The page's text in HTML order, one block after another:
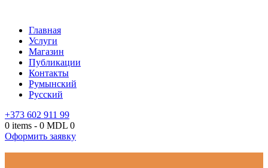
Главная
Услуги
Магазин
Публикации
Контакты
Румынский
Русский
+373 602 911 99
0 items - 0 MDL 0
Оформить заявку